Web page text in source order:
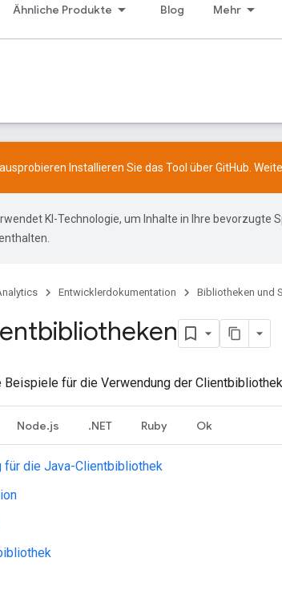
Ähnliche Produkte Blog Mehr
Installieren Sie das Tool überGitHub .
KI-Technologie, um Inhalte in Ihre bevorzugte
Entwicklerdokumentation Bibliotheken und
Beispiele für die Verwendung der
Node.js .NET Ruby Ok
für die Java-Clientbibliothek